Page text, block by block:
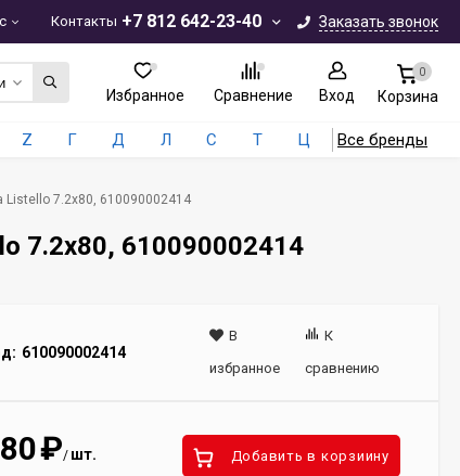
+7 812 642-23-40 Заказать звонок
Контакты
Избранное Сравнение Вход
0
Корзина
Z Г Д Л С Т Ц Все бренды
Listello 7.2x80, 610090002414
7.2x80, 610090002414
610090002414
В
избранное
К
сравнению
₽/ шт. Добавить в корзиину